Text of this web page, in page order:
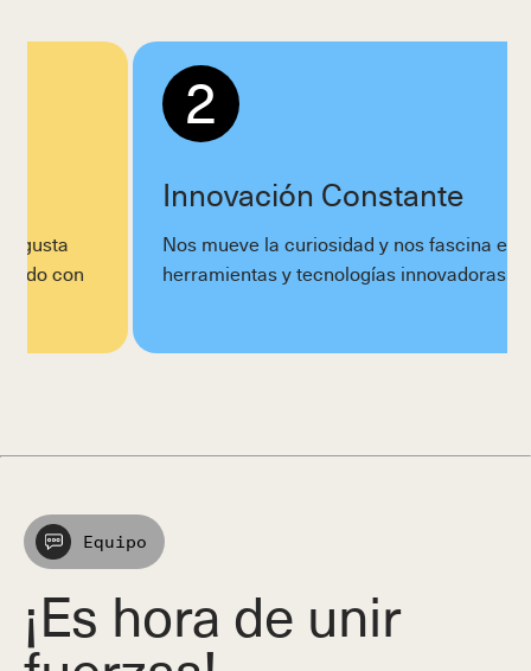
Innovación Constante
Nos mueve la curiosidad y nos fascina explorar
herramientas y tecnologías innovadoras.
Equipo
¡Es hora de unir